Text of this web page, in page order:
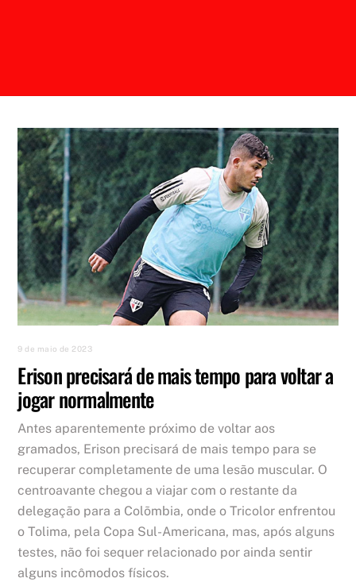
9 de maio de 2023
Erison precisará de mais tempo para voltar a
jogar normalmente
Antes aparentemente próximo de voltar aos
gramados, Erison precisará de mais tempo para se
recuperar completamente de uma lesão muscular. O
centroavante chegou a viajar com o restante da
delegação para a Colõmbia, onde o Tricolor enfrentou
o Tolima, pela Copa Sul-Americana, mas, após alguns
testes, não foi sequer relacionado por ainda sentir
alguns incômodos físicos.